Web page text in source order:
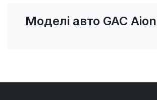
Моделі авто GAC Aion